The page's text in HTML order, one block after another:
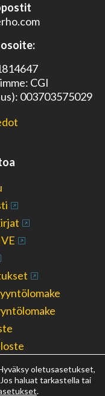
CGI
003703575029
oletusasetukset,
haluat tarkastella tai
.